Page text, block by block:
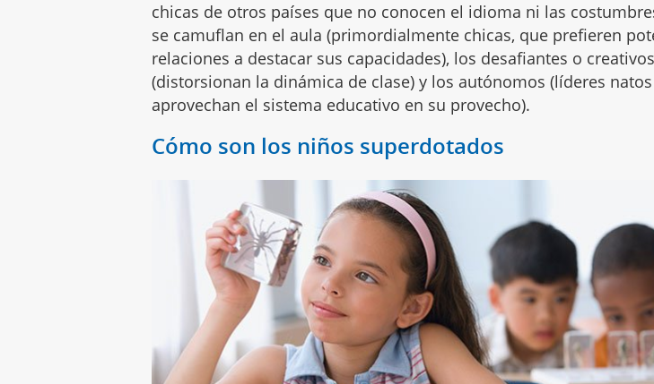
chicas de otros países que no conocen el idioma ni las
se camuflan en el aula (primordialmente chicas, que prefieren
relaciones a destacar sus capacidades), los desafiantes o creativos
(distorsionan la dinámica de clase) y los autónomos (líderes
aprovechan el sistema educativo en su provecho).
Cómo son los niños superdotados